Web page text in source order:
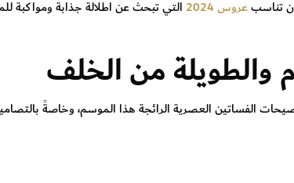
تناسبعروس 2024
التي تبحث عن اطلالة جذابة ومواكبة
والطويلة من الخلف
الفساتين العصرية الرائجة هذا الموسم، وخاصةً